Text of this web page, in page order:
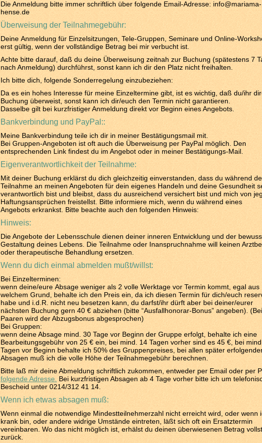
Die Anmeldung bitte immer schriftlich über folgende Email-Adresse: info@mariama-
hense.de
Überweisung der Teilnahmegebühr:
Deine Anmeldung für Einzelsitzungen, Tele-Gruppen, Seminare und Online-
erst gültig, wenn der vollständige Betrag bei mir verbucht ist.
Achte bitte darauf, daß du deine Überweisung zeitnah zur Buchung (spätestens 7
nach Anmeldung) durchführst, sonst kann ich dir den Platz nicht freihalten.
Ich bitte dich, folgende Sonderregelung einzubeziehen:
Da es ein hohes Interesse für meine Einzeltermine gibt, ist es wichtig, daß du/ihr
Buchung überweist, sonst kann ich dir/euch den Termin nicht garantieren.
Dasselbe gilt bei kurzfristiger Anmeldung direkt vor Beginn eines Angebots.
Bankverbindung und PayPal::
Meine Bankverbindung teile ich dir in meiner Bestätigungsmail mit.
Bei Gruppen-Angeboten ist oft auch die Überweisung per PayPal möglich. Den
entsprechenden Link findest du im Angebot oder in meiner Bestätigungs-Mail.
Eigenverantwortlichkeit der Teilnahme:
Mit deiner Buchung erklärst du dich gleichzeitig einverstanden, dass du während
Teilnahme an meinen Angeboten für dein eigenes Handeln und deine Gesundheit
verantwortlich bist und bleibst, dass du ausreichend versichert bist und mich von
Haftungsansprüchen freistellst. Bitte informiere mich, wenn du während eines
Angebots erkrankst. Bitte beachte auch den folgenden Hinweis:
Hinweis:
Die Angebote der Lebensschule dienen deiner inneren Entwicklung und der
Gestaltung deines Lebens. Die Teilnahme oder Inanspruchnahme will keinen
oder therapeutische Behandlung ersetzen.
Wenn du dich einmal abmelden mußt/willst:
Bei Einzelterminen:
wenn deine/eure Absage weniger als 2 volle Werktage vor Termin kommt, egal aus
welchem Grund, behalte ich den Preis ein, da ich diesen Termin für dich/euch
habe und i.d.R. nicht neu besetzen kann, du darfst/ihr dürft aber bei deiner/eurer
nächsten Buchung gern 40 € abziehen (bitte “Ausfallhonorar-Bonus” angeben). (Bei
Paaren wird der Abzugsbonus abgesprochen)
Bei Gruppen:
wenn deine Absage mind. 30 Tage vor Beginn der Gruppe erfolgt, behalte ich eine
Bearbeitungsgebühr von 25 € ein, bei mind. 14 Tagen vorher sind es 45 €, bei
Tagen vor Beginn behalte ich 50% des Gruppenpreises, bei allen später
Absagen muß ich die volle Höhe der Teilnahmegebühr berechnen.
Bitte laß mir deine Abmeldung schriftlich zukommen, entweder per Email oder per
folgende Adresse.
Bei kurzfristigen Absagen ab 4 Tage vorher bitte ich um
Bescheid unter 0214/312 41 14.
Wenn ich etwas absagen muß:
Wenn einmal die notwendige Mindestteilnehmerzahl nicht erreicht wird, oder wenn
krank bin, oder andere widrige Umstände eintreten, läßt sich oft ein Ersatztermin
vereinbaren. Wo das nicht möglich ist, erhälst du deinen überwiesenen Betrag
zurück.